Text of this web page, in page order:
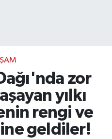
zor
yılkı
rengi ve
geldiler!